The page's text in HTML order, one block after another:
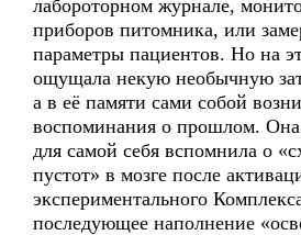
лабороторном журнале,
приборов питомника, или
параметры пациентов. Но на
ощущала некую необычную
а в её памяти сами собой
воспоминания о прошлом.
для самой себя вспомнила о
пустот» в мозге после
экспериментального
последующее наполнение